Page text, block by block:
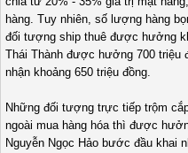
hàng. Tuy nhiên, số lượng hàng
đối tượng ship thuê được hưởng
Thái Thành được hưởng 700 triệu
nhận khoảng 650 triệu đồng.
Những đối tượng trực tiếp trộm
ngoài mua hàng hóa thì được
Nguyễn Ngọc Hảo bước đầu khai